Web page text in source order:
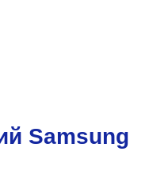
Samsung